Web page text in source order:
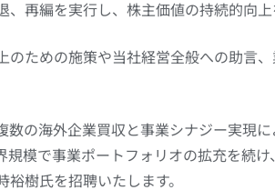
、再編を実行し、株主価値の持続的向上
のための施策や当社経営全般への助言
数の海外企業買収と事業シナジー実現
規模で事業ポートフォリオの拡充を続
樹氏を招聘いたします。